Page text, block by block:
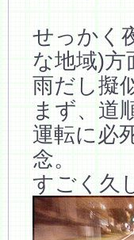
せっかく
な地域)方
雨だし擬
まず、
運転に必
念。
すごく久